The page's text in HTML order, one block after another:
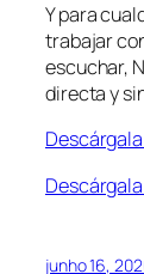
Y para
trabajar
escuchar,
directa y
junho 16,